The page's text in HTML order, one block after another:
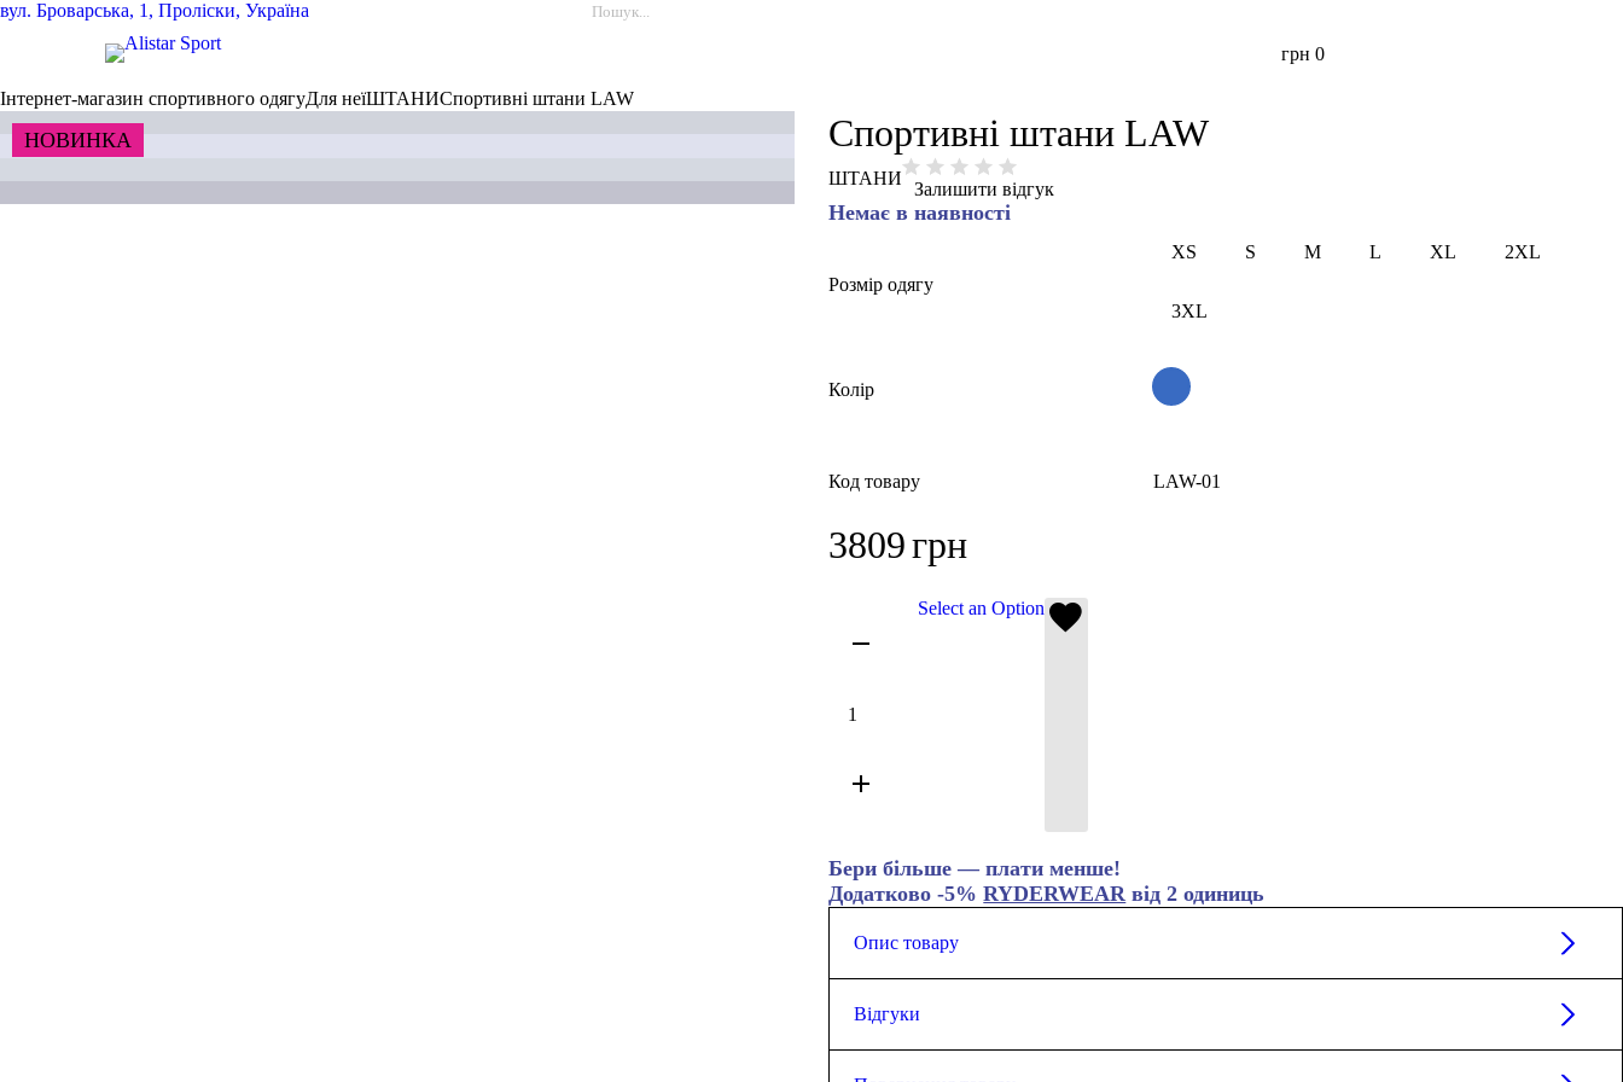
вул. Броварська, 1, Проліски, Україна
грн 0
Інтернет-магазин спортивного одягуДля неїШТАНИСпортивні штани LAW
НОВИНКА Спортивні штани LAW
ШТАНИ
Залишити відгук
Немає в наявності
Розмір одягу
XS S M L XL 2XL
3XL
Колір
Код товару LAW-01
грн
3809
Select an Option
Бери більше — плати менше!
Додатково -5%RYDERWEAR від 2 одиниць
Опис товару
На моделі (зріст 174 см) розмір S. Її параметри: талія 65 см, стегна 94 см.
Еластичний пояс із внутрішнім шнурком для регулювання.
Кишені для зручного зберігання речей.
Відгуки